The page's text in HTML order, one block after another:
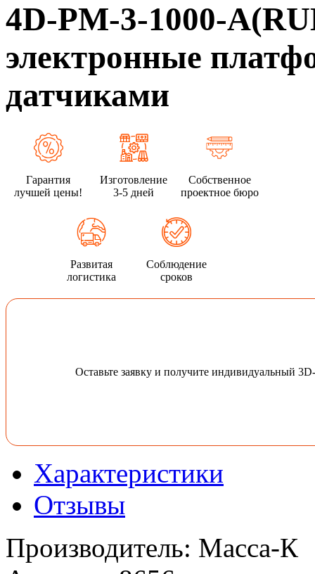
4D-PM-3-1000-
электронные
датчиками
Гарантия
лучшей цены!
Изготовление
3-5 дней
Собственное
проектное бюро
Развитая
логистика
Соблюдение
сроков
Оставьте заявку и получите индивидуальный
Характеристики
Отзывы
Производитель: Масса-К